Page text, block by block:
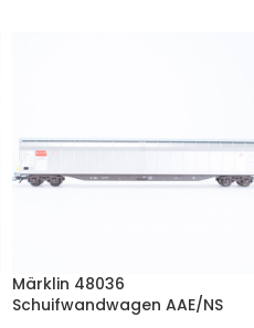
Märklin 48036
Schuifwandwagen AAE/NS